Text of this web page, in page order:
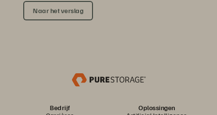
Naar het verslag
Bedrijf
Oplossingen